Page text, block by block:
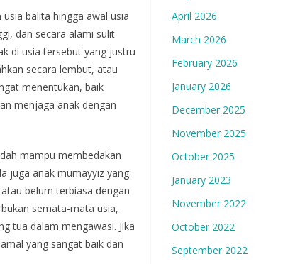
balita hingga awal usia
dan secara alami sulit
di usia tersebut yang justru
secara lembut, atau
menentukan, baik
menjaga anak dengan
mampu membedakan
juga anak mumayyiz yang
belum terbiasa dengan
semata-mata usia,
tua dalam mengawasi. Jika
yang sangat baik dan
April 2026
March 2026
February 2026
January 2026
December 2025
November 2025
October 2025
January 2023
November 2022
October 2022
September 2022